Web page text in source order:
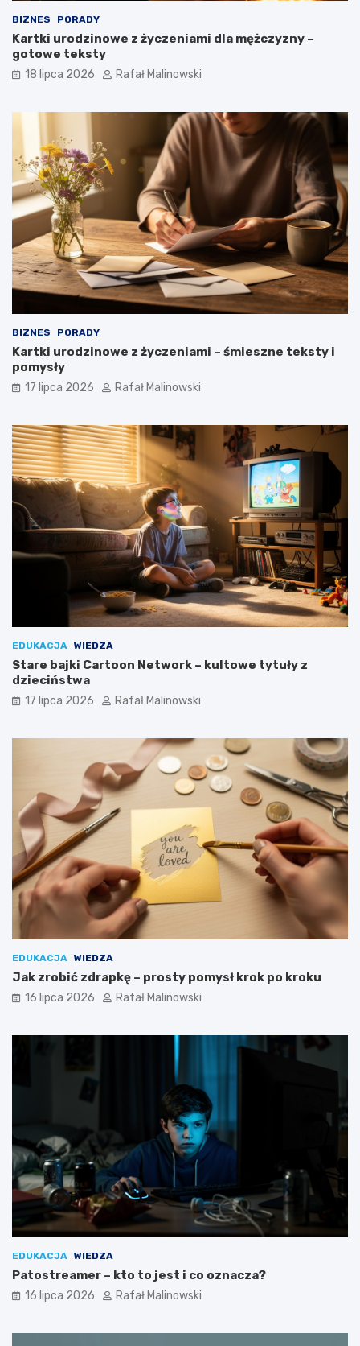
BIZNES PORADY
Kartki urodzinowe z życzeniami dla mężczyzny –
gotowe teksty
18 lipca 2026 Rafał Malinowski
BIZNES PORADY
Kartki urodzinowe z życzeniami – śmieszne teksty i
pomysły
17 lipca 2026 Rafał Malinowski
EDUKACJA WIEDZA
Stare bajki Cartoon Network – kultowe tytuły z
dzieciństwa
17 lipca 2026 Rafał Malinowski
EDUKACJA WIEDZA
Jak zrobić zdrapkę – prosty pomysł krok po kroku
16 lipca 2026 Rafał Malinowski
EDUKACJA WIEDZA
Patostreamer – kto to jest i co oznacza?
16 lipca 2026 Rafał Malinowski